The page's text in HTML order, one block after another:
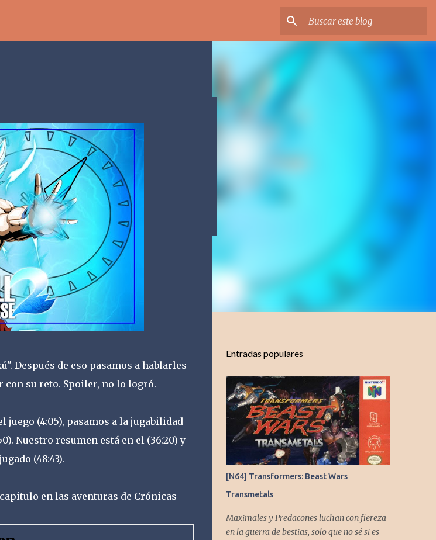
2025 BANDAI NAMCO SHADOW LABYRINTH
Después de eso pasamos a hablarles
con su reto. Spoiler, no lo logró.
(4:05), pasamos a la jugabilidad
Nuestro resumen está en el (36:20) y
(48:43).
en las aventuras de Crónicas
Entradas populares
[N64] Transformers: Beast Wars
Transmetals
Maximales y Predacones luchan con fiereza
en la guerra de bestias, solo que no sé si es